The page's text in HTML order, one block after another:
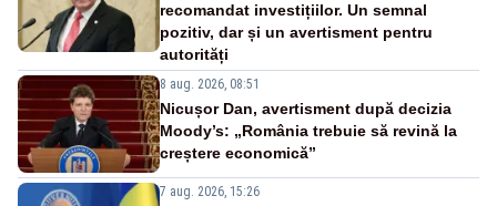
recomandat investițiilor. Un semnal
pozitiv, dar și un avertisment pentru
autorități
8 aug. 2026, 08:51
Nicușor Dan, avertisment după decizia
Moody’s: „România trebuie să revină la
creștere economică”
7 aug. 2026, 15:26